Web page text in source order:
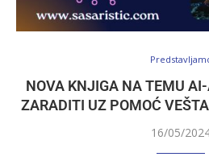
NOVA KNJIGA NA TEMU
ZARADITI UZ POMOĆ
16/05/